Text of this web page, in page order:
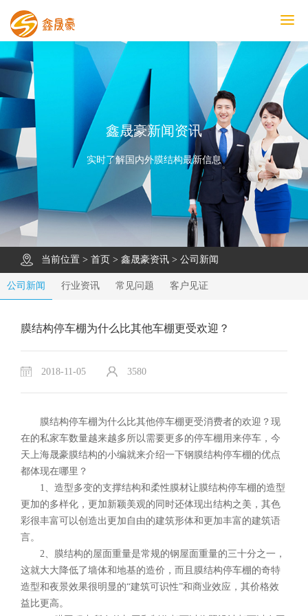
鑫晟豪首页
产品中心
工程案例
膜结构车棚
污水池反吊膜加盖
鑫晟豪资讯
关于鑫晟豪
联系鑫晟豪
鑫晟豪新闻资讯
实时了解国内外膜结构最新信息
当前位置 > 首页 > 鑫晟豪资讯 > 公司新闻
公司新闻 行业资讯 常见问题 客户见证
膜结构停车棚为什么比其他车棚更受欢迎？
2018-11-05 3580
膜结构停车棚为什么比其他停车棚更受消费者的欢迎？现
在的私家车数量越来越多所以需要更多的停车棚用来停车，今
天上海晟豪膜结构的小编就来介绍一下钢膜结构停车棚的优点
都体现在哪里？
1、造型多变的支撑结构和柔性膜材让膜结构停车棚的造型
更加的多样化，更加新颖美观的同时还体现出结构之美，其色
彩很丰富可以创造出更加自由的建筑形体和更加丰富的建筑语
言。
2、膜结构的屋面重量是常规的钢屋面重量的三十分之一，
这就大大降低了墙体和地基的造价，而且膜结构停车棚的奇特
造型和夜景效果很明显的“建筑可识性”和商业效应，其价格效
益比更高。